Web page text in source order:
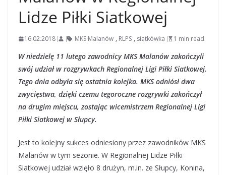
Lidze Piłki Siatkowej
16.02.2018 MKS Malanów , RLPS , siatkówka 1 min read
W niedzielę 11 lutego zawodnicy MKS Malanów zakończyli
swój udział w rozgrywkach Regionalnej Ligi Piłki Siatkowej.
Tego dnia odbyła się ostatnia kolejka. MKS odniósł dwa
zwycięstwa, dzięki czemu tegoroczne rozgrywki zakończył
na drugim miejscu, zostając wicemistrzem Regionalnej Ligi
Piłki Siatkowej w Słupcy.
Jest to kolejny sukces odniesiony przez zawodników MKS
Malanów w tym sezonie. W Regionalnej Lidze Piłki
Siatkowej udział wzięło 8 drużyn, m.in. ze Słupcy, Konina,